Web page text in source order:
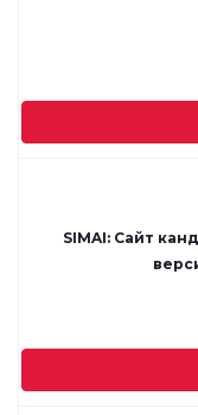
SIMAI: Сайт